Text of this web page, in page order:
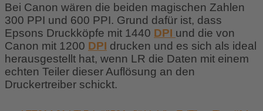
Bei Canon wären die beiden magischen Zahlen
300 PPI und 600 PPI. Grund dafür ist, dass
Epsons Druckköpfe mit 1440 DPI und die von
Canon mit 1200 DPI drucken und es sich als ideal
herausgestellt hat, wenn LR die Daten mit einem
echten Teiler dieser Auflösung an den
Druckertreiber schickt.